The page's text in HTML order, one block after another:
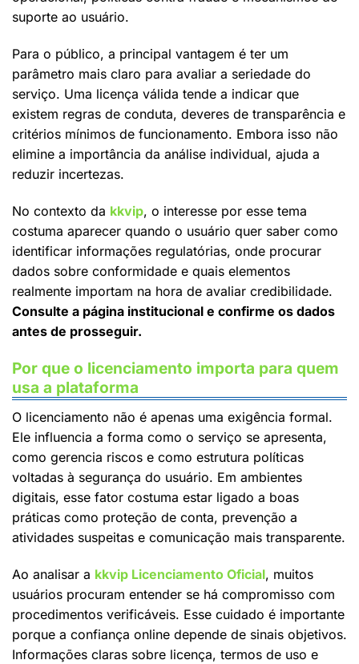
suporte ao usuário.
Para o público, a principal vantagem é ter um
parâmetro mais claro para avaliar a seriedade do
serviço. Uma licença válida tende a indicar que
existem regras de conduta, deveres de transparência e
critérios mínimos de funcionamento. Embora isso não
elimine a importância da análise individual, ajuda a
reduzir incertezas.
No contexto da kkvip, o interesse por esse tema
costuma aparecer quando o usuário quer saber como
identificar informações regulatórias, onde procurar
dados sobre conformidade e quais elementos
realmente importam na hora de avaliar credibilidade.
Consulte a página institucional e confirme os dados
antes de prosseguir.
Por que o licenciamento importa para quem
usa a plataforma
O licenciamento não é apenas uma exigência formal.
Ele influencia a forma como o serviço se apresenta,
como gerencia riscos e como estrutura políticas
voltadas à segurança do usuário. Em ambientes
digitais, esse fator costuma estar ligado a boas
práticas como proteção de conta, prevenção a
atividades suspeitas e comunicação mais transparente.
Ao analisar a kkvip Licenciamento Oficial, muitos
usuários procuram entender se há compromisso com
procedimentos verificáveis. Esse cuidado é importante
porque a confiança online depende de sinais objetivos.
Informações claras sobre licença, termos de uso e